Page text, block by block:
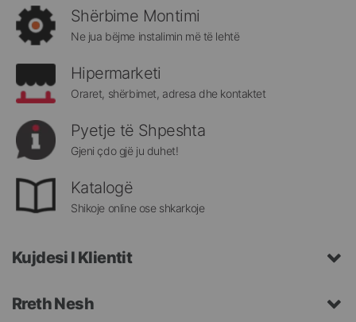
rreth
Megatek:
Shërbime Montimi
Ne jua bëjme instalimin më të lehtë
Hipermarketi
Oraret, shërbimet, adresa dhe kontaktet
Pyetje të Shpeshta
Gjeni çdo gjë ju duhet!
Katalogë
Shikoje online ose shkarkoje
Kujdesi I Klientit
Rreth Nesh